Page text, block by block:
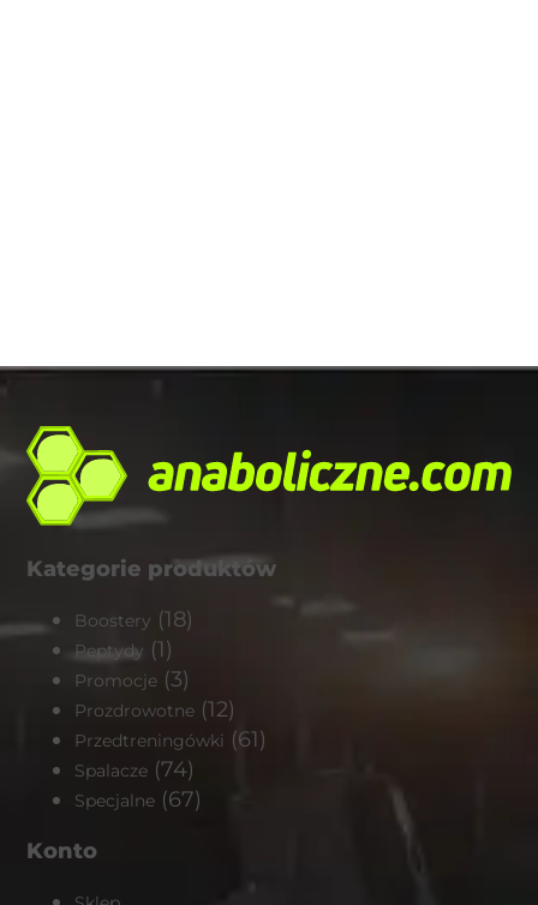
Kategorie produktów
Boostery (18)
Peptydy (1)
Promocje (3)
Prozdrowotne (12)
Przedtreningówki (61)
Spalacze (74)
Specjalne (67)
Konto